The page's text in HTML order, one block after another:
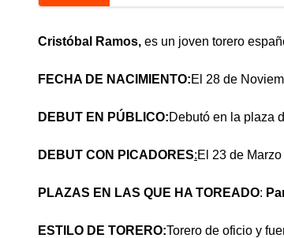
Cristóbal Ramos, es un joven torero
FECHA DE NACIMIENTO:El 28 de
DEBUT EN PÚBLICO:Debutó en la plaza
DEBUT CON PICADORES:El 23 de
PLAZAS EN LAS QUE HA TOREADO:
ESTILO DE TORERO:Torero de oficio y